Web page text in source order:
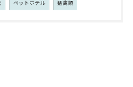
ペットホテル 猛禽類